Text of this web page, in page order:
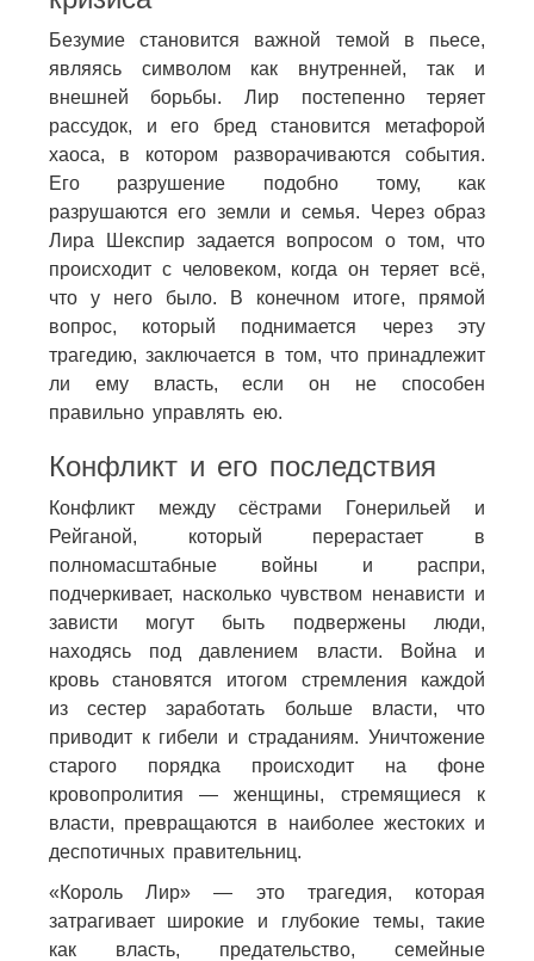
Безумие становится важной темой в пьесе,
являясь символом как внутренней, так и
внешней борьбы. Лир постепенно теряет
рассудок, и его бред становится метафорой
хаоса, в котором разворачиваются события.
Его разрушение подобно тому, как
разрушаются его земли и семья. Через образ
Лира Шекспир задается вопросом о том, что
происходит с человеком, когда он теряет всё,
что у него было. В конечном итоге, прямой
вопрос, который поднимается через эту
трагедию, заключается в том, что принадлежит
ли ему власть, если он не способен
правильно управлять ею.
Конфликт и его последствия
Конфликт между сёстрами Гонерильей и
Рейганой, который перерастает в
полномасштабные войны и распри,
подчеркивает, насколько чувством ненависти и
зависти могут быть подвержены люди,
находясь под давлением власти. Война и
кровь становятся итогом стремления каждой
из сестер заработать больше власти, что
приводит к гибели и страданиям. Уничтожение
старого порядка происходит на фоне
кровопролития — женщины, стремящиеся к
власти, превращаются в наиболее жестоких и
деспотичных правительниц.
«Король Лир» — это трагедия, которая
затрагивает широкие и глубокие темы, такие
как власть, предательство, семейные